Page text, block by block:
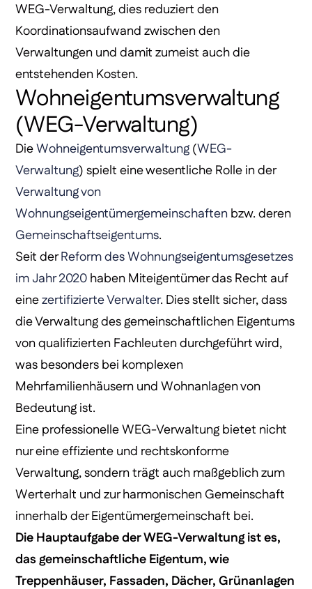
WEG-Verwaltung, dies reduziert den
Koordinationsaufwand zwischen den
Verwaltungen und damit zumeist auch die
entstehenden Kosten.
Wohneigentumsverwaltung
(WEG-Verwaltung)
DieWohneigentumsverwaltung(WEG-
Verwaltung) spielt eine wesentliche Rolle in der
Verwaltung von
Wohnungseigentümergemeinschaftenbzw. deren
Gemeinschaftseigentums.
Seit derReform des Wohnungseigentumsgesetzes
im Jahr 2020haben Miteigentümer das Recht auf
einezertifizierte Verwalter. Dies stellt sicher, dass
die Verwaltung des gemeinschaftlichen Eigentums
von qualifizierten Fachleuten durchgeführt wird,
was besonders bei komplexen
Mehrfamilienhäusern und Wohnanlagen von
Bedeutung ist.
Eine professionelle WEG-Verwaltung bietet nicht
nur eine effiziente und rechtskonforme
Verwaltung, sondern trägt auch maßgeblich zum
Werterhalt und zur harmonischen Gemeinschaft
innerhalb der Eigentümergemeinschaft bei.
Die Hauptaufgabe der WEG-Verwaltung ist es,
das gemeinschaftliche Eigentum, wie
Treppenhäuser, Fassaden, Dächer, Grünanlagen